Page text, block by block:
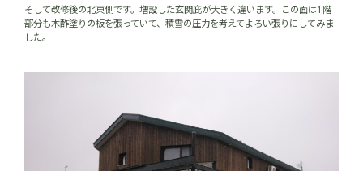
そして改修後の北東側です。増設した玄関庇が大きく違います。この面は1階
部分も木酢塗りの板を張っていて、積雪の圧力を考えてよろい張りにしてみま
した。